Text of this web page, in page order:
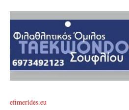
efimerides.eu